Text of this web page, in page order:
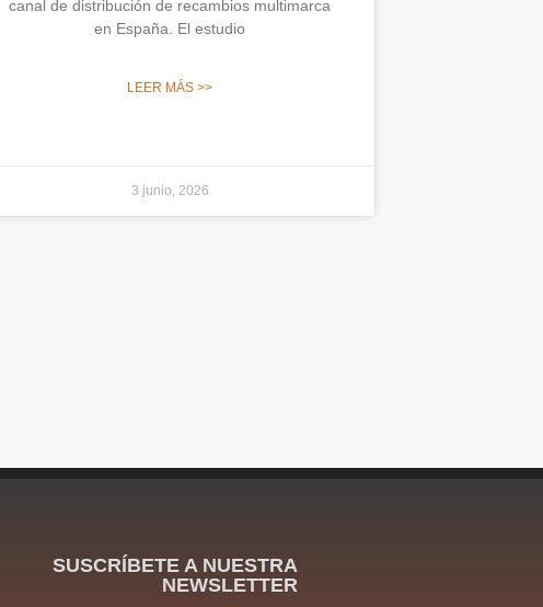
canal de distribución de recambios multimarca
en España. El estudio
LEER MÁS >>
3 junio, 2026
SUSCRÍBETE A NUESTRA
NEWSLETTER